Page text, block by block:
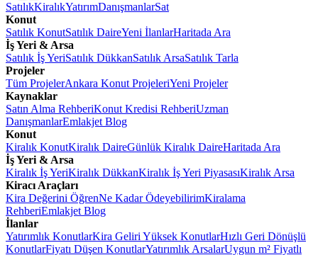
SatılıkKiralıkYatırımDanışmanlarSat
Konut
Satılık KonutSatılık DaireYeni İlanlarHaritada Ara
İş Yeri & Arsa
Satılık İş YeriSatılık DükkanSatılık ArsaSatılık Tarla
Projeler
Tüm ProjelerAnkara Konut ProjeleriYeni Projeler
Kaynaklar
Satın Alma RehberiKonut Kredisi RehberiUzman
DanışmanlarEmlakjet Blog
Konut
Kiralık KonutKiralık DaireGünlük Kiralık DaireHaritada Ara
İş Yeri & Arsa
Kiralık İş YeriKiralık DükkanKiralık İş Yeri PiyasasıKiralık Arsa
Kiracı Araçları
Kira Değerini ÖğrenNe Kadar ÖdeyebilirimKiralama
RehberiEmlakjet Blog
İlanlar
Yatırımlık KonutlarKira Geliri Yüksek KonutlarHızlı Geri Dönüşlü
KonutlarFiyatı Düşen KonutlarYatırımlık ArsalarUygun m² Fiyatlı